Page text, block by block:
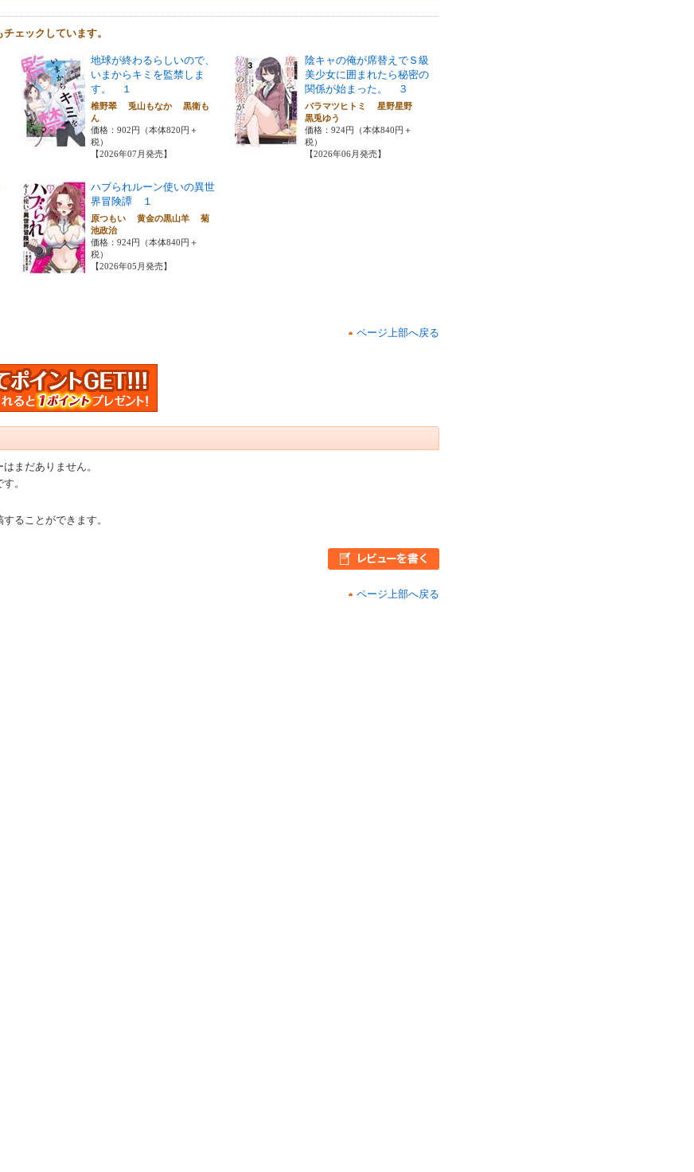
ェックしています。
地球が終わるらしいので、
いまからキミを監禁しま
す。 １
椎野翠 兎山もなか 黒衛も
ん
価格：902円（本体820円＋
税）
【2026年07月発売】
陰キャの俺が席替えでＳ級
美少女に囲まれたら秘密の
関係が始まった。 ３
バラマツヒトミ 星野星野
黒兎ゆう
価格：924円（本体840円＋
税）
【2026年06月発売】
ハブられルーン使いの異世
界冒険譚 １
原つもい 黄金の黒山羊 菊
池政治
価格：924円（本体840円＋
税）
【2026年05月発売】
ページ上部へ戻る
まだありません。
。
ることができます。
ページ上部へ戻る